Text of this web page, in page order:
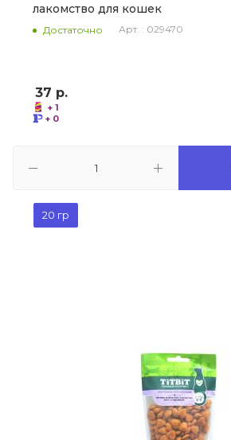
лакомство для кошек
Достаточно Арт. : 029470
37 р.
+ 1
+ 0
20 гр